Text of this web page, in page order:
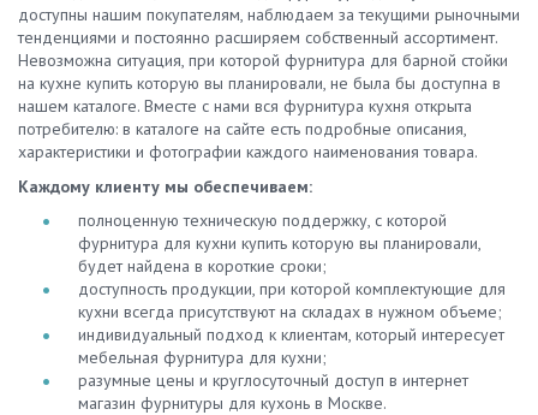
доступны нашим покупателям, наблюдаем за текущими рыночными
тенденциями и постоянно расширяем собственный ассортимент.
Невозможна ситуация, при которой фурнитура для барной стойки
на кухне купить которую вы планировали, не была бы доступна в
нашем каталоге. Вместе с нами вся фурнитура кухня открыта
потребителю: в каталоге на сайте есть подробные описания,
характеристики и фотографии каждого наименования товара.
Каждому клиенту мы обеспечиваем:
полноценную техническую поддержку, с которой
фурнитура для кухни купить которую вы планировали,
будет найдена в короткие сроки;
доступность продукции, при которой комплектующие для
кухни всегда присутствуют на складах в нужном объеме;
индивидуальный подход к клиентам, который интересует
мебельная фурнитура для кухни;
разумные цены и круглосуточный доступ в интернет
магазин фурнитуры для кухонь в Москве.